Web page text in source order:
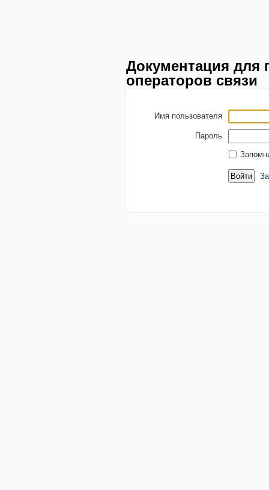
Документация для
операторов связи
Имя пользователя
Пароль